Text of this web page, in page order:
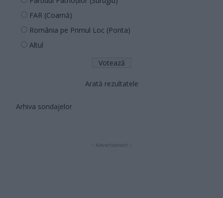
FAR (Coarnă)
România pe Primul Loc (Ponta)
Altul
Arată rezultatele
Arhiva sondajelor
- Advertisment -